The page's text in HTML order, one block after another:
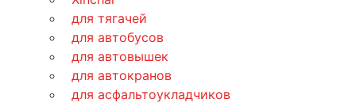
для тягачей
для автобусов
для автовышек
для автокранов
для асфальтоукладчиков